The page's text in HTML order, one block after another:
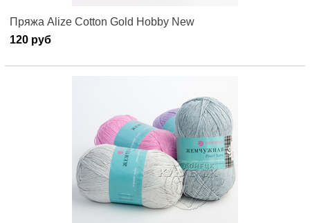
Пряжа Alize Cotton Gold Hobby New
120 руб